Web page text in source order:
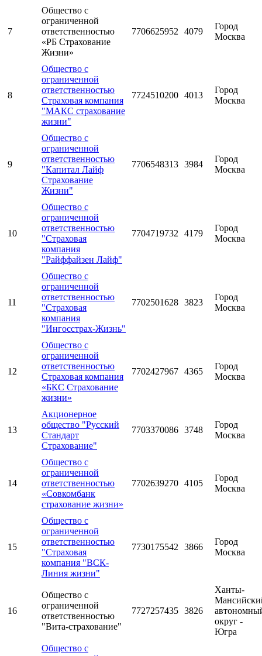
7
Общество с
ограниченной
ответственностью
«РБ Страхование
Жизни»
7706625952 4079
Город
Москва
8
Общество с
ограниченной
ответственностью
Страховая компания
"МАКС страхование
жизни"
7724510200 4013
Город
Москва
9
Общество с
ограниченной
ответственностью
"Капитал Лайф
Страхование
Жизни"
7706548313 3984
Город
Москва
10
Общество с
ограниченной
ответственностью
"Страховая
компания
"Райффайзен Лайф"
7704719732 4179
Город
Москва
11
Общество с
ограниченной
ответственностью
"Страховая
компания
"Ингосстрах-Жизнь"
7702501628 3823
Город
Москва
12
Общество с
ограниченной
ответственностью
Страховая компания
«БКС Страхование
жизни»
7702427967 4365
Город
Москва
13
Акционерное
общество "Русский
Стандарт
Страхование"
7703370086 3748
Город
Москва
14
Общество с
ограниченной
ответственностью
«Совкомбанк
страхование жизни»
7702639270 4105
Город
Москва
15
Общество с
ограниченной
ответственностью
"Страховая
компания "ВСК-
Линия жизни"
7730175542 3866
Город
Москва
16
Общество с
ограниченной
ответственностью
"Вита-страхование"
7727257435 3826
Ханты-
округ -
Югра
Общество с